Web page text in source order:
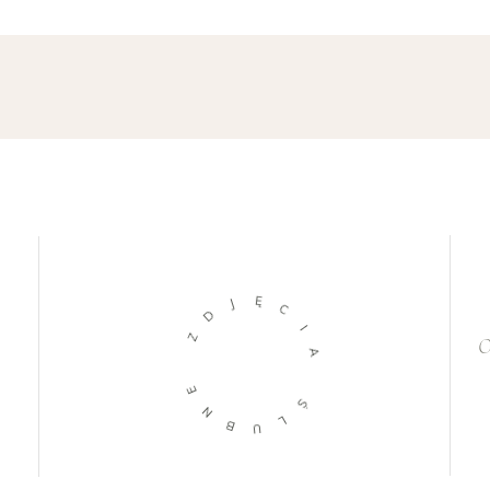
Z
D
J Ę
C
I
A
Ś
L
U
B
N
E